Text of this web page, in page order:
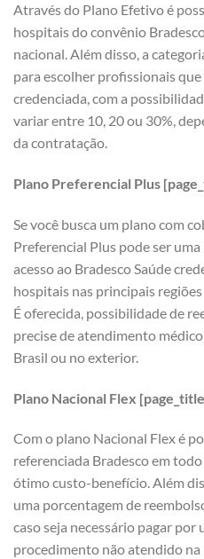
Através do Plano Efetivo é
hospitais do convênio
nacional. Além disso, a
para escolher profissionais
credenciada, com a
variar entre 10, 20 ou 30%,
da contratação.
Plano Preferencial Plus
Se você busca um plano com
Preferencial Plus pode ser
acesso ao Bradesco Saúde
hospitais nas principais
É oferecida, possibilidade de
precise de atendimento
Brasil ou no exterior.
Plano Nacional Flex
Com o plano Nacional Flex é
referenciada Bradesco em
ótimo custo-benefício. Além
uma porcentagem de
caso seja necessário pagar por
procedimento não atendido